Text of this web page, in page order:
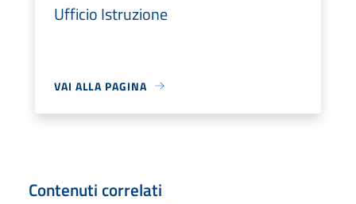
Ufficio Istruzione
VAI ALLA PAGINA
Contenuti correlati